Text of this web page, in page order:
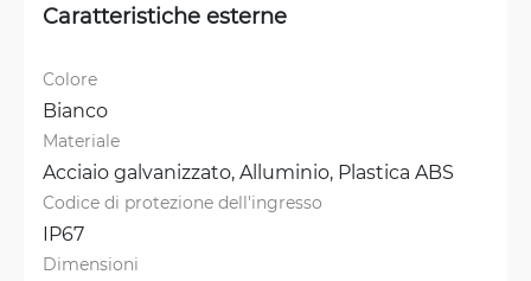
Caratteristiche esterne
Colore
Bianco
Materiale
Acciaio galvanizzato, Alluminio, Plastica ABS
Codice di protezione dell'ingresso
IP67
Dimensioni